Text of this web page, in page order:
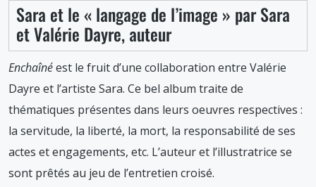
Sara et le « langage de l’image » par Sara
et Valérie Dayre, auteur
Enchaînéest le fruit d’une collaboration entre Valérie
Dayre et l’artiste Sara. Ce bel album traite de
thématiques présentes dans leurs oeuvres respectives :
la servitude, la liberté, la mort, la responsabilité de ses
actes et engagements, etc. L’auteur et l’illustratrice se
sont prêtés au jeu de l’entretien croisé.